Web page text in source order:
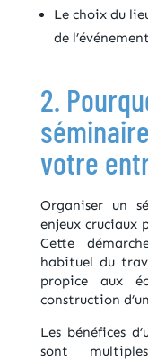
Le choix du
de l’événement
2.
votre
Organiser un
enjeux cruciaux
Cette
habituel du
propice aux
construction
Les bénéfices
sont